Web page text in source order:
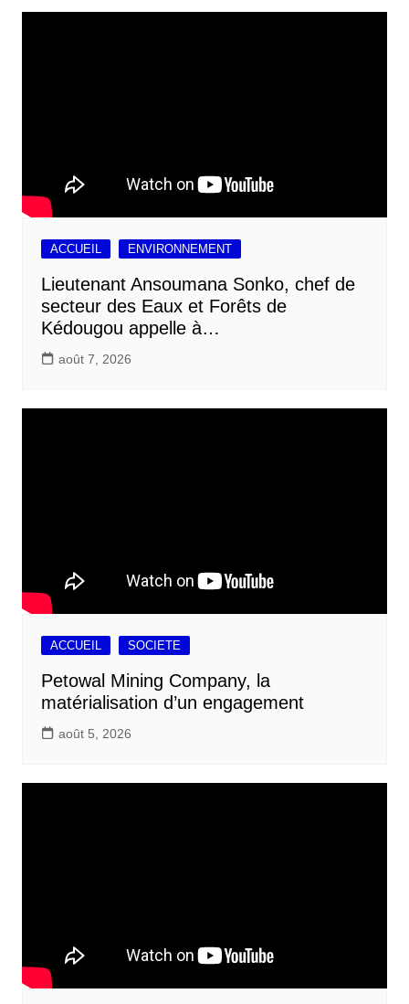
ACCUEIL ENVIRONNEMENT
Lieutenant Ansoumana Sonko, chef de
secteur des Eaux et Forêts de
Kédougou appelle à…
août 7, 2026
ACCUEIL SOCIETE
Petowal Mining Company, la
matérialisation d’un engagement
août 5, 2026